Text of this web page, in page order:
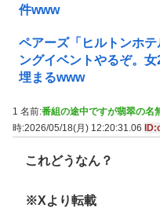
件www
ペアーズ「ヒルトンホ
ングイベントやるぞ。
埋まるwww
1 名前:番組の途中ですが翡翠の名
時:2026/05/18(月) 12:20:31.06
これどうなん？
※Xより転載